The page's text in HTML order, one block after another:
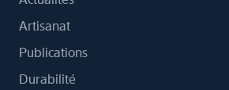
Artisanat
Publications
Durabilité